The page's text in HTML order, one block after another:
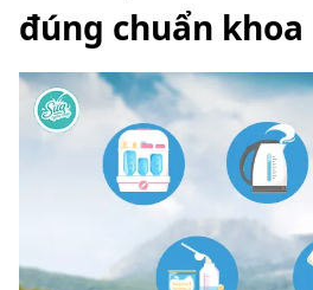
đúng chuẩn khoa